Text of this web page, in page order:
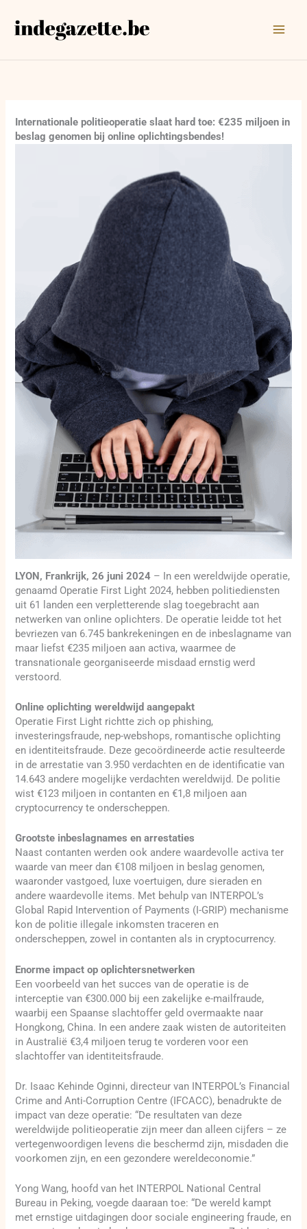
naar
Internationale politieoperatie slaat hard toe: €235 miljoen in
beslag genomen bij online oplichtingsbendes!
LYON, Frankrijk, 26 juni 2024 – In een wereldwijde operatie,
genaamd Operatie First Light 2024, hebben politiediensten
uit 61 landen een verpletterende slag toegebracht aan
netwerken van online oplichters. De operatie leidde tot het
bevriezen van 6.745 bankrekeningen en de inbeslagname van
maar liefst €235 miljoen aan activa, waarmee de
transnationale georganiseerde misdaad ernstig werd
verstoord.
Online oplichting wereldwijd aangepakt
Operatie First Light richtte zich op phishing,
investeringsfraude, nep-webshops, romantische oplichting
en identiteitsfraude. Deze gecoördineerde actie resulteerde
in de arrestatie van 3.950 verdachten en de identificatie van
14.643 andere mogelijke verdachten wereldwijd. De politie
wist €123 miljoen in contanten en €1,8 miljoen aan
cryptocurrency te onderscheppen.
Grootste inbeslagnames en arrestaties
Naast contanten werden ook andere waardevolle activa ter
waarde van meer dan €108 miljoen in beslag genomen,
waaronder vastgoed, luxe voertuigen, dure sieraden en
andere waardevolle items. Met behulp van INTERPOL’s
Global Rapid Intervention of Payments (I-GRIP) mechanisme
kon de politie illegale inkomsten traceren en
onderscheppen, zowel in contanten als in cryptocurrency.
Enorme impact op oplichtersnetwerken
Een voorbeeld van het succes van de operatie is de
interceptie van €300.000 bij een zakelijke e-mailfraude,
waarbij een Spaanse slachtoffer geld overmaakte naar
Hongkong, China. In een andere zaak wisten de autoriteiten
in Australië €3,4 miljoen terug te vorderen voor een
slachtoffer van identiteitsfraude.
Dr. Isaac Kehinde Oginni, directeur van INTERPOL’s Financial
Crime and Anti-Corruption Centre (IFCACC), benadrukte de
impact van deze operatie: “De resultaten van deze
wereldwijde politieoperatie zijn meer dan alleen cijfers – ze
vertegenwoordigen levens die beschermd zijn, misdaden die
voorkomen zijn, en een gezondere wereldeconomie.”
Yong Wang, hoofd van het INTERPOL National Central
Bureau in Peking, voegde daaraan toe: “De wereld kampt
met ernstige uitdagingen door sociale engineering fraude, en